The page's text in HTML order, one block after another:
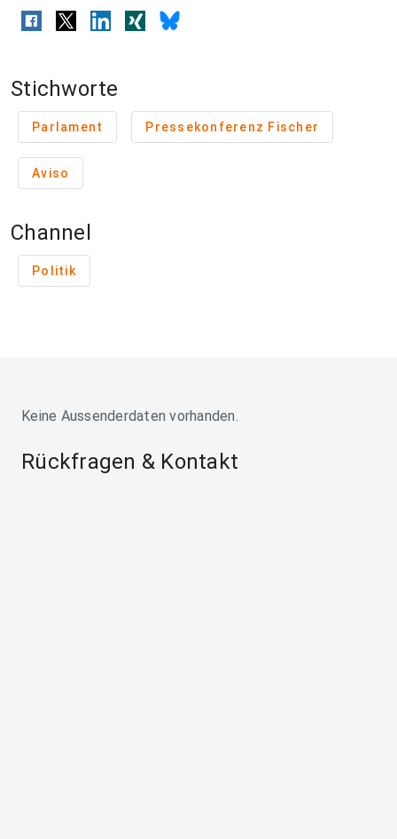
Stichworte
Parlament Pressekonferenz Fischer
Aviso
Channel
Politik
Keine Aussenderdaten vorhanden.
Rückfragen & Kontakt